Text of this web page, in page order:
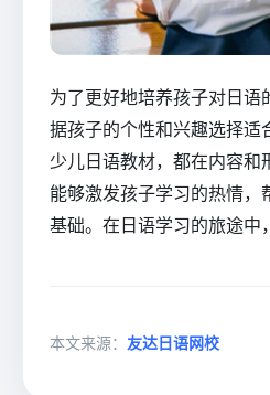
为了更好地培养孩子对日语
据孩子的个性和兴趣选择适
少儿日语教材，都在内容和
能够激发孩子学习的热情，
基础。在日语学习的旅途中
本文来源： 友达日语网校